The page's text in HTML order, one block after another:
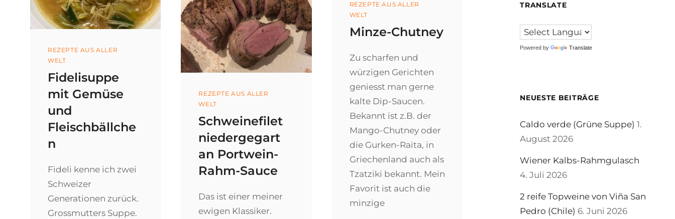
Categories
REZEPTE AUS ALLER
WELT
Minze-Chutney
Zu scharfen und
würzigen Gerichten
geniesst man gerne
kalte Dip-Saucen.
Bekannt ist z.B. der
Mango-Chutney oder
die Gurken-Raita, in
Griechenland auch als
Tzatziki bekannt. Mein
Favorit ist auch die
minzige
Categories
REZEPTE AUS ALLER
WELT
Fidelisuppe
mit Gemüse
und
Fleischbällche
n
Fideli kenne ich zwei
Schweizer
Generationen zurück.
Grossmutters Suppe.
Categories
REZEPTE AUS ALLER
WELT
Schweinefilet
niedergegart
an Portwein-
Rahm-Sauce
Das ist einer meiner
ewigen Klassiker.
TRANSLATE
Powered by Translate
NEUESTE BEITRÄGE
Caldo verde (Grüne Suppe) 1.
August 2026
Wiener Kalbs-Rahmgulasch
4. Juli 2026
2 reife Topweine von Viña San
Pedro (Chile) 6. Juni 2026